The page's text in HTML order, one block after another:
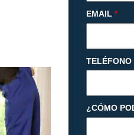
EMAIL *
TELÉFONO
¿CÓMO